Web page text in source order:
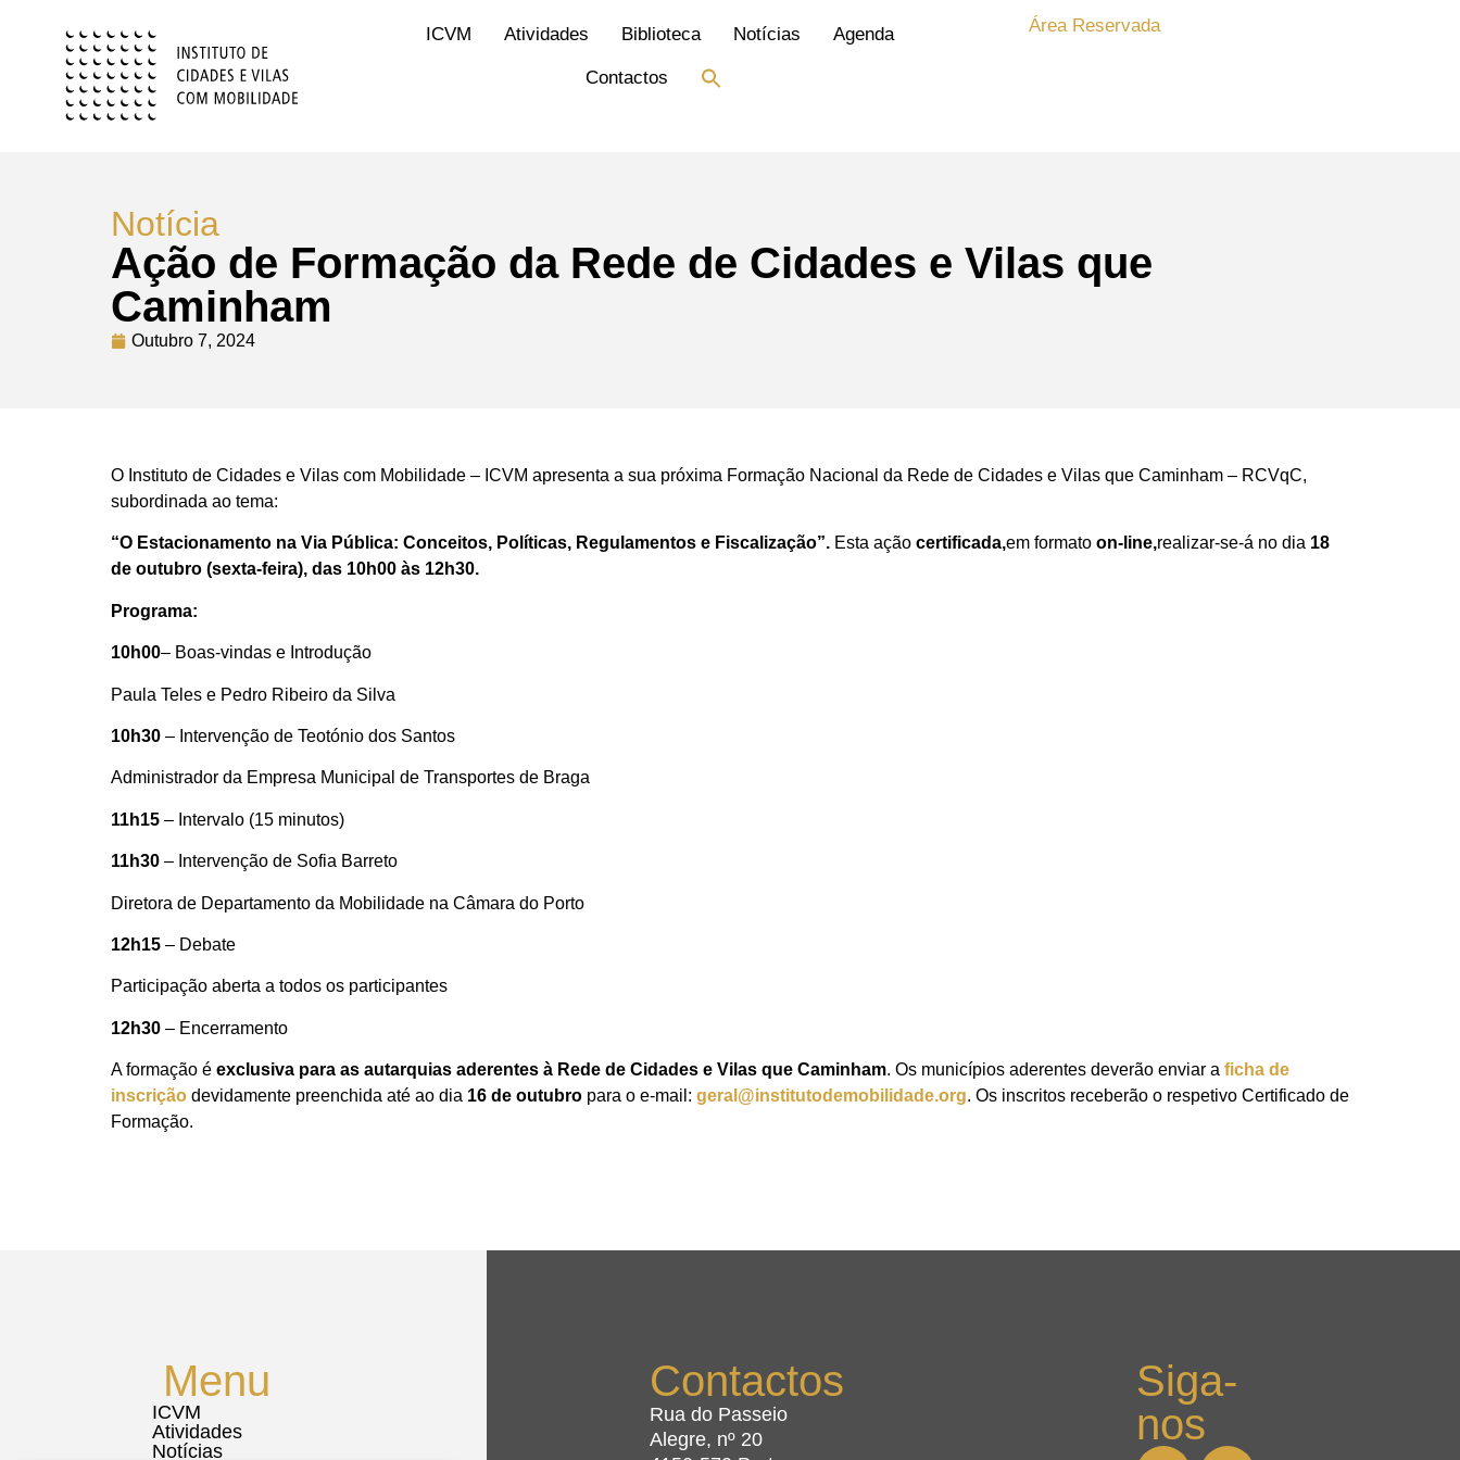
ICVM Atividades Biblioteca Notícias Agenda
Contactos
Área Reservada
Notícia
Ação de Formação da Rede de Cidades e Vilas que
Caminham
Outubro 7, 2024
O Instituto de Cidades e Vilas com Mobilidade – ICVM apresenta a sua próxima Formação Nacional da Rede de Cidades e Vilas que Caminham – RCVqC,
subordinada ao tema:
“O Estacionamento na Via Pública: Conceitos, Políticas, Regulamentos e Fiscalização”. Esta ação certificada,em formato on-line,realizar-se-á no dia 18
de outubro (sexta-feira), das 10h00 às 12h30.
Programa:
10h00– Boas-vindas e Introdução
Paula Teles e Pedro Ribeiro da Silva
10h30 – Intervenção de Teotónio dos Santos
Administrador da Empresa Municipal de Transportes de Braga
11h15 – Intervalo (15 minutos)
11h30 – Intervenção de Sofia Barreto
Diretora de Departamento da Mobilidade na Câmara do Porto
12h15 – Debate
Participação aberta a todos os participantes
12h30 – Encerramento
A formação é exclusiva para as autarquias aderentes à Rede de Cidades e Vilas que Caminham. Os municípios aderentes deverão enviar a ficha de
inscrição devidamente preenchida até ao dia 16 de outubro para o e-mail: geral@institutodemobilidade.org. Os inscritos receberão o respetivo Certificado de
Formação.
Menu
ICVM
Atividades
Notícias
Contactos
Rua do Passeio
Alegre, nº 20
Siga-
nos